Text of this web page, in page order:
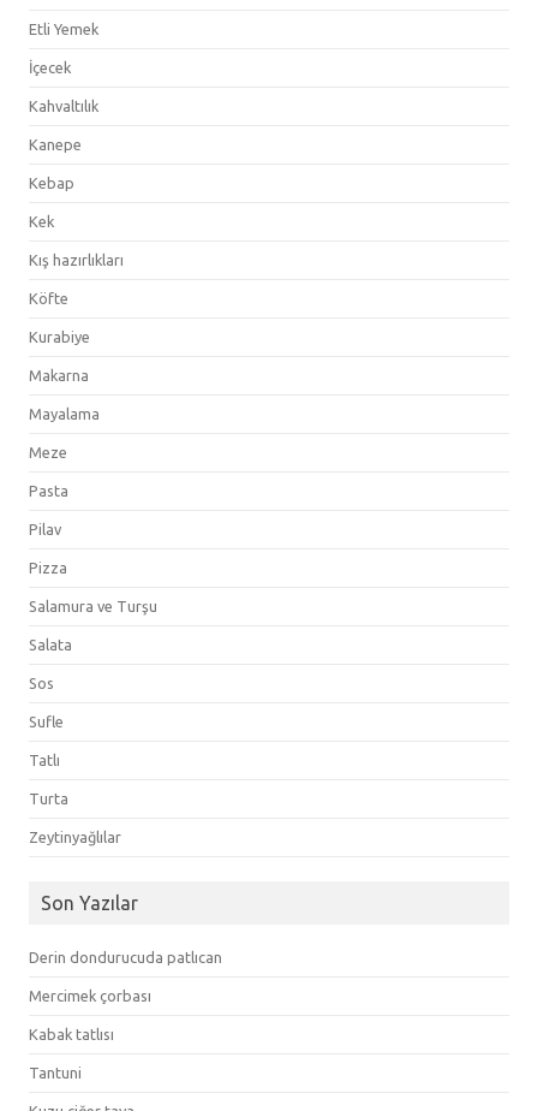
Etli Yemek
İçecek
Kahvaltılık
Kanepe
Kebap
Kek
Kış hazırlıkları
Köfte
Kurabiye
Makarna
Mayalama
Meze
Pasta
Pilav
Pizza
Salamura ve Turşu
Salata
Sos
Sufle
Tatlı
Turta
Zeytinyağlılar
Son Yazılar
Derin dondurucuda patlıcan
Mercimek çorbası
Kabak tatlısı
Tantuni